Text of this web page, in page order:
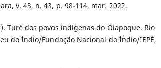
v. 43, n. 43, p. 98-114, mar. 2022.
Turé dos povos indígenas do Oiapoque. Rio
do Índio/Fundação Nacional do Índio/IEPÉ,